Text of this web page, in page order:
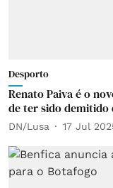
Desporto
Renato Paiva é o
de ter sido demitido
DN/Lusa 17 Jul